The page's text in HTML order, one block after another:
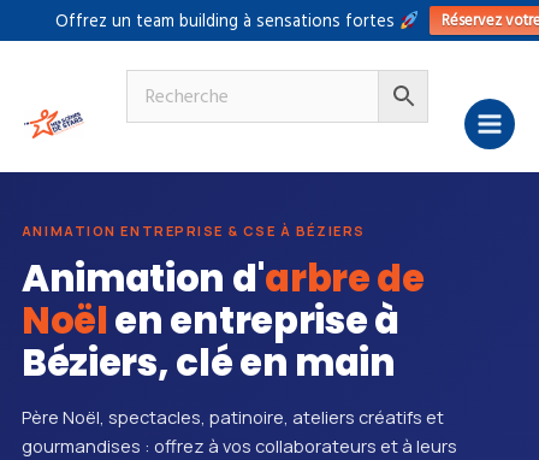
Offrez un team building à sensations fortes Réservez
au
ANIMATION ENTREPRISE & CSE À BÉZIERS
Animation d'arbre de
Noëlen entreprise à
Béziers, clé en main
Père Noël, spectacles, patinoire, ateliers créatifs et
gourmandises : offrez à vos collaborateurs et à leurs